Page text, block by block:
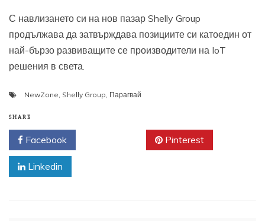
С навлизането си на нов пазар Shelly Group
продължава да затвърждава позициите си катоедин от
най-бързо развиващите се производители на IoT
решения в света.
NewZone, Shelly Group, Парагвай
SHARE
Facebook Pinterest
Linkedin